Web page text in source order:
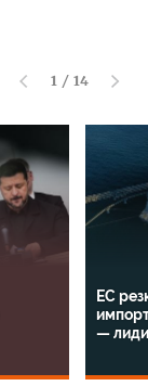
1 / 14
ЕС
—